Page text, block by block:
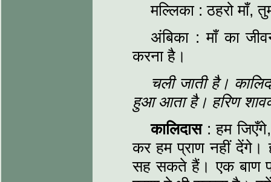
मल्लिका : ठहरो माँ,
अंबिका : माँ का
करना है।
चली जाती है।
हुआ आता है। हरिण
कालिदास: हम
कर हम प्राण नहीं देंगे।
सह सकते हैं। एक बाण